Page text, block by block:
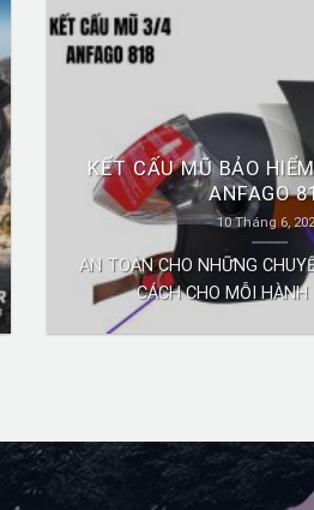
KẾT CẤU MŨ BẢO
ANFAGO
10 Tháng 6,
AN TOÀN CHO NHỮNG
CÁCH CHO MỖI HÀNH